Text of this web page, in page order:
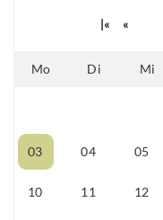
|« «
Mo Di Mi
03 04 05
10 11 12